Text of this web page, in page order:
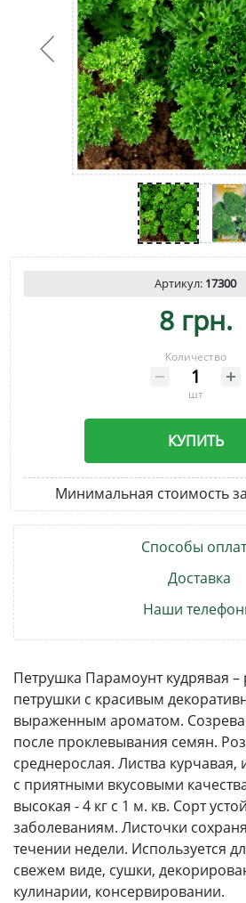
Артикул: 17300
8 грн.
Количество
шт
КУПИТЬ
Минимальная стоимость
Способы
Доставка
Наши
Петрушка Парамоунт кудрявая
петрушки с красивым
выраженным ароматом.
после проклевывания семян.
среднерослая. Листва курчавая,
с приятными вкусовыми
высокая - 4 кг с 1 м. кв. Сорт
заболеваниям. Листочки
течении недели. Используется
свежем виде, сушки,
кулинарии, консервировании.